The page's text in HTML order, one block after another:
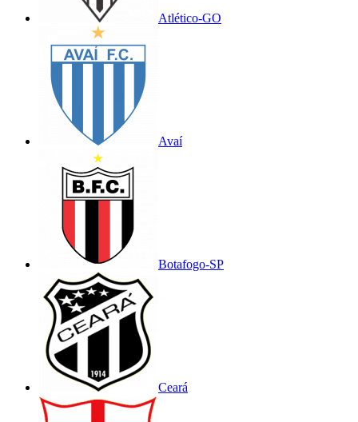
Atlético-GO
Avaí
Botafogo-SP
Ceará